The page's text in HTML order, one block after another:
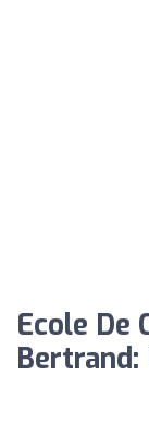
Ecole De
Bertrand: